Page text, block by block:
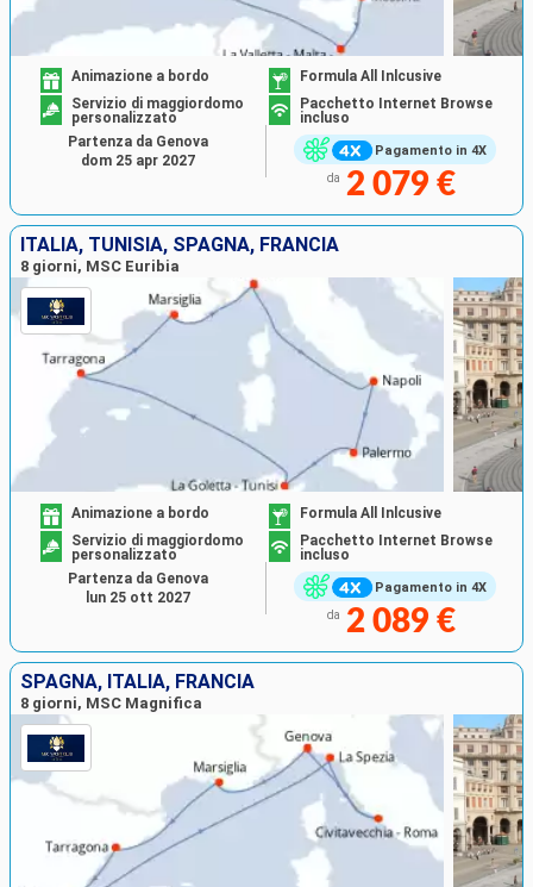
Pagamento in 4X
Animazione a bordo
Formula All Inlcusive
Servizio di maggiordomo
personalizzato
Pacchetto Internet Browse
incluso
da 2 079 €
Partenza da Genova
dom 25 apr 2027
ITALIA, TUNISIA, SPAGNA, FRANCIA
8 giorni, MSC Euribia
Pagamento in 4X
Animazione a bordo
Formula All Inlcusive
Servizio di maggiordomo
personalizzato
Pacchetto Internet Browse
incluso
da 2 089 €
Partenza da Genova
lun 25 ott 2027
SPAGNA, ITALIA, FRANCIA
8 giorni, MSC Magnifica